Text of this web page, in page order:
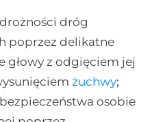
dróg
poprzez delikatne
głowy z odgięciem jej
żuchwy;
osobie